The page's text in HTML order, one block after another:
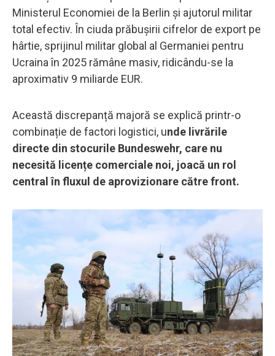
Ministerul Economiei de la Berlin și ajutorul militar
total efectiv. În ciuda prăbușirii cifrelor de export pe
hârtie, sprijinul militar global al Germaniei pentru
Ucraina în 2025 rămâne masiv, ridicându-se la
aproximativ 9 miliarde EUR.
Această discrepanță majoră se explică printr-o
combinație de factori logistici, unde livrările
directe din stocurile Bundeswehr, care nu
necesită licențe comerciale noi, joacă un rol
central în fluxul de aprovizionare către front.